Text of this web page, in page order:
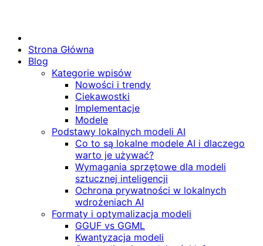
Strona Główna
Blog
Kategorie wpisów
Nowości i trendy
Ciekawostki
Implementacje
Modele
Podstawy lokalnych modeli AI
Co to są lokalne modele AI i dlaczego
warto je używać?
Wymagania sprzętowe dla modeli
sztucznej inteligencji
Ochrona prywatności w lokalnych
wdrożeniach AI
Formaty i optymalizacja modeli
GGUF vs GGML
Kwantyzacja modeli